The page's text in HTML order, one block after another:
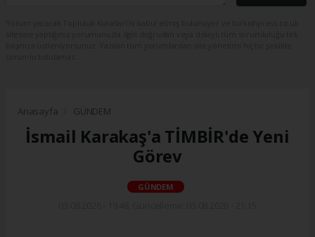
Anasayfa GÜNDEM
İsmail Karakaş'a TİMBİR'de Yeni
Görev
GÜNDEM